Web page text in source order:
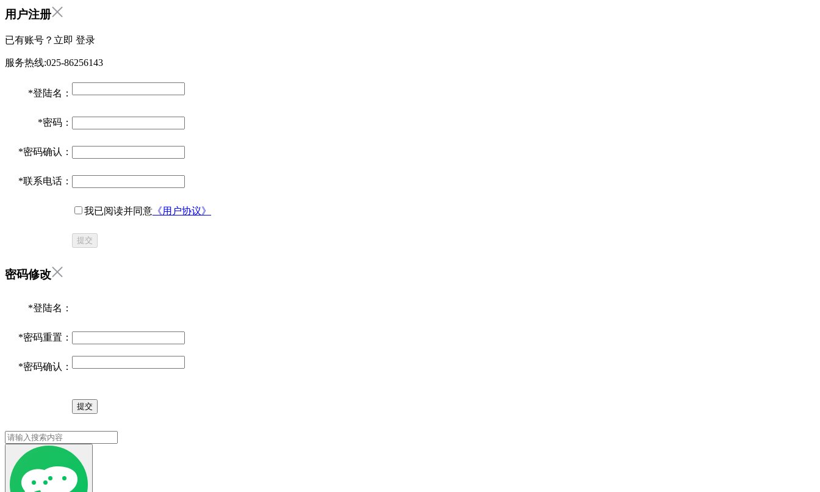
用户注册
已有账号？立即 登录
服务热线:025-86256143
*登陆名：
*密码：
*密码确认：
*联系电话：
我已阅读并同意 《用户协议》
提交
密码修改
*登陆名：
*密码重置：
*密码确认：